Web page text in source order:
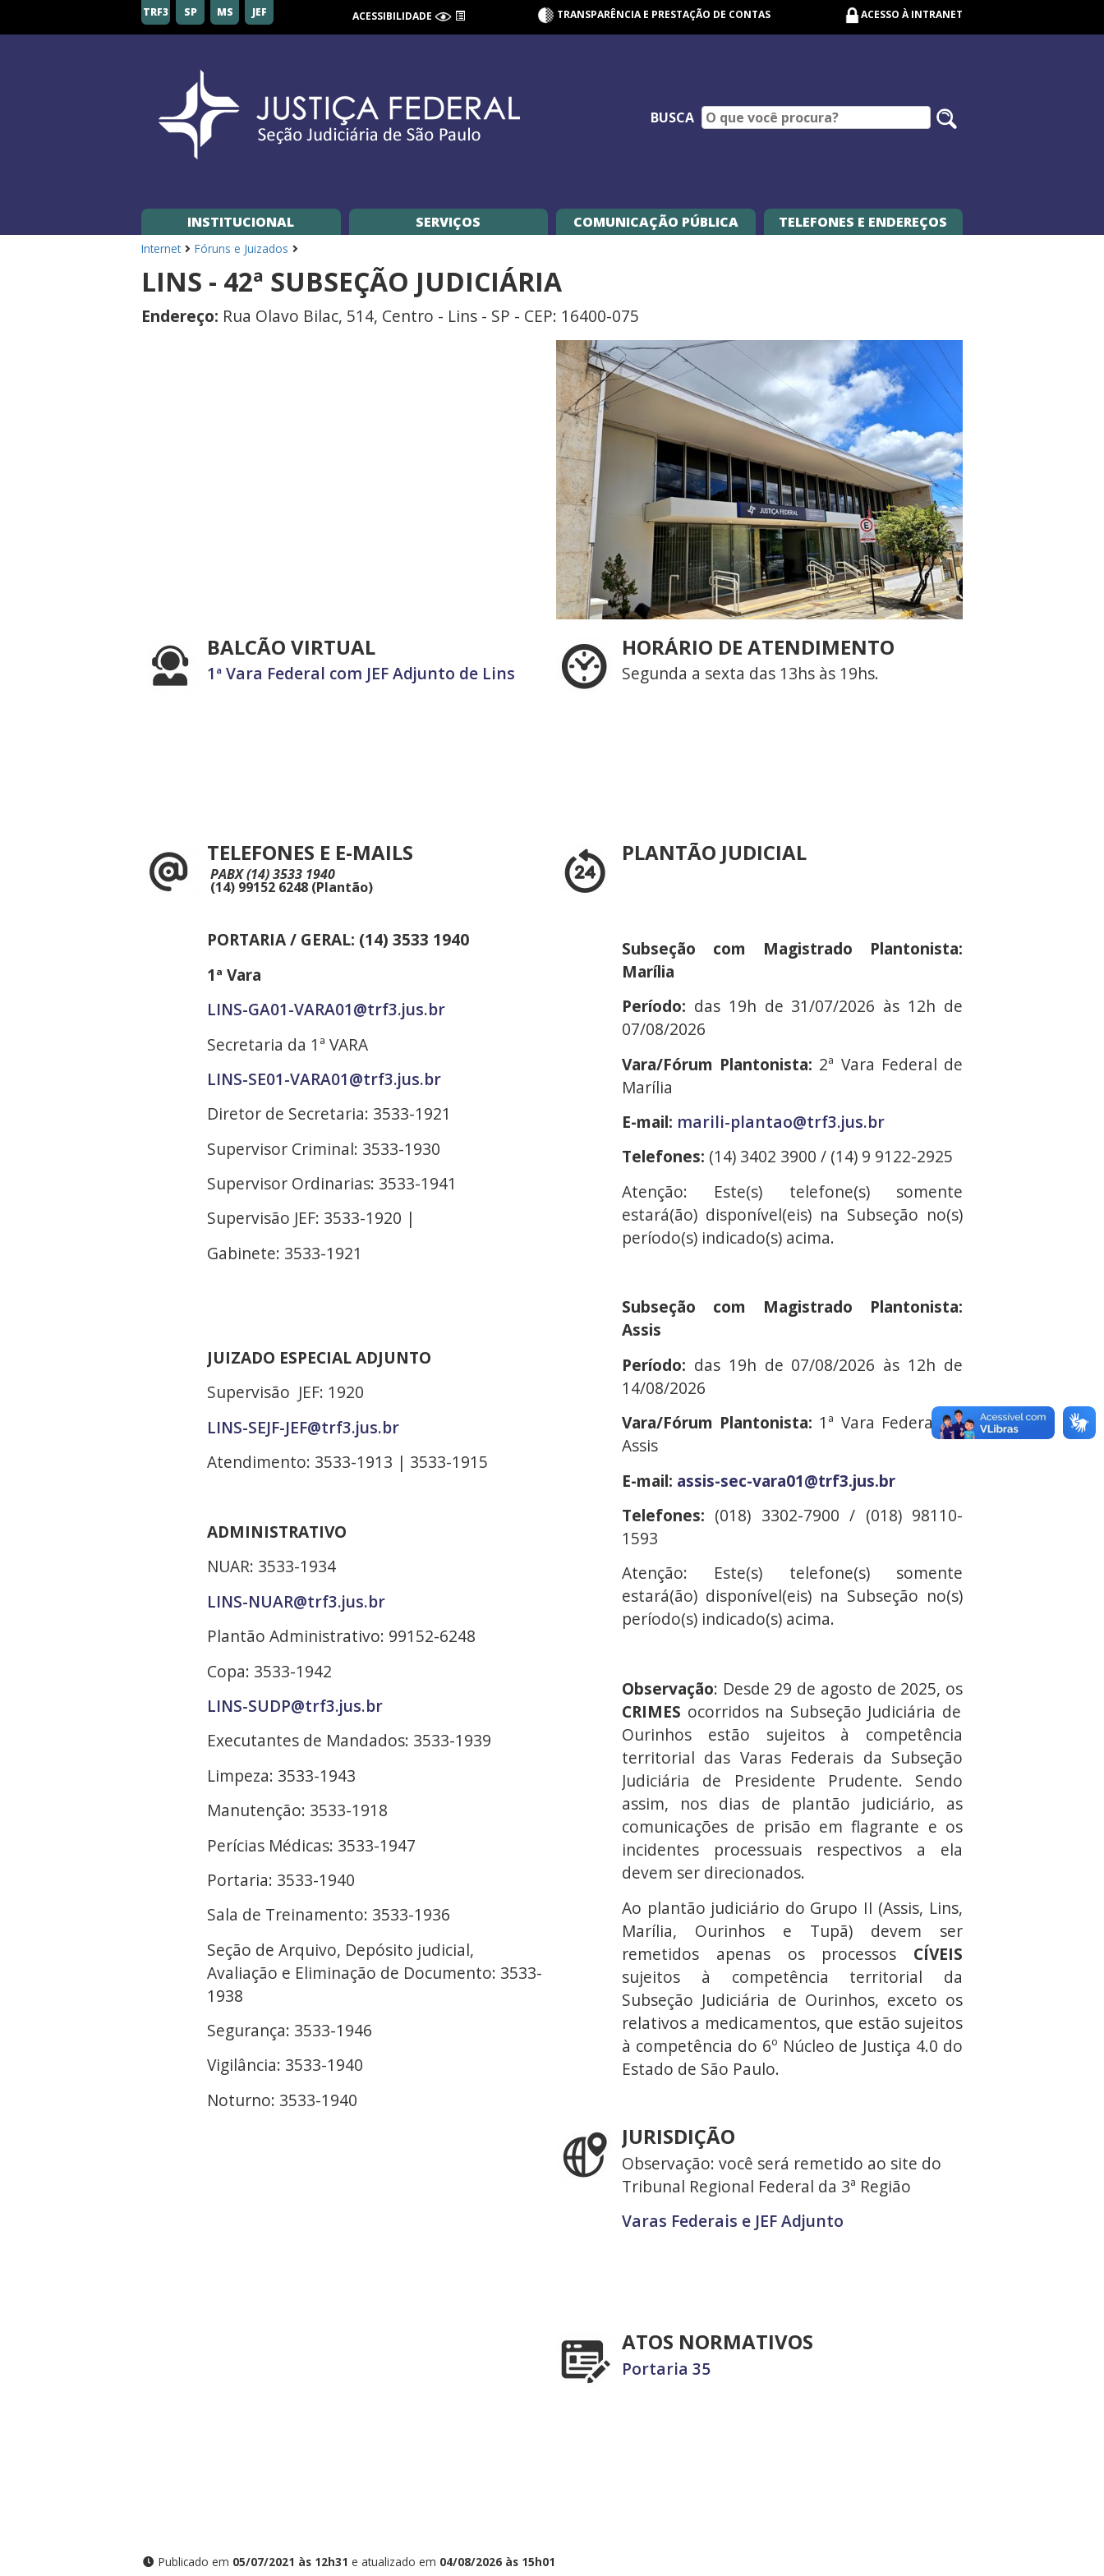
de
TRF3 SP MS JEF ACESSIBILIDADE TRANSPARÊNCIA E PRESTAÇÃO DE CONTAS ACESSO À INTRANET
BUSCA
INSTITUCIONAL SERVIÇOS COMUNICAÇÃO PÚBLICA TELEFONES E ENDEREÇOS
Internet Fóruns e Juizados
LINS - 42ª SUBSEÇÃO JUDICIÁRIA
Endereço: Rua Olavo Bilac, 514, Centro - Lins - SP - CEP: 16400-075
BALCÃO VIRTUAL
1ª Vara Federal com JEF Adjunto de Lins
TELEFONES E E-MAILS
PABX (14) 3533 1940
(14) 99152 6248 (Plantão)
PORTARIA / GERAL: (14) 3533 1940
1ª Vara
LINS-GA01-VARA01@trf3.jus.br
Secretaria da 1ª VARA
LINS-SE01-VARA01@trf3.jus.br
Diretor de Secretaria: 3533-1921
Supervisor Criminal: 3533-1930
Supervisor Ordinarias: 3533-1941
Supervisão JEF: 3533-1920 |
Gabinete: 3533-1921
JUIZADO ESPECIAL ADJUNTO
Supervisão JEF: 1920
LINS-SEJF-JEF@trf3.jus.br
Atendimento: 3533-1913 | 3533-1915
ADMINISTRATIVO
NUAR: 3533-1934
LINS-NUAR@trf3.jus.br
Plantão Administrativo: 99152-6248
Copa: 3533-1942
LINS-SUDP@trf3.jus.br
Executantes de Mandados: 3533-1939
Limpeza: 3533-1943
Manutenção: 3533-1918
Perícias Médicas: 3533-1947
Portaria: 3533-1940
Sala de Treinamento: 3533-1936
Seção de Arquivo, Depósito judicial,
Avaliação e Eliminação de Documento: 3533-
1938
Segurança: 3533-1946
Vigilância: 3533-1940
Noturno: 3533-1940
HORÁRIO DE ATENDIMENTO
Segunda a sexta das 13hs às 19hs.
PLANTÃO JUDICIAL
Subseção com Magistrado Plantonista:
Marília
Período: das 19h de 31/07/2026 às 12h de
07/08/2026
Vara/Fórum Plantonista: 2ª Vara Federal de
Marília
E-mail: marili-plantao@trf3.jus.br
Telefones: (14) 3402 3900 / (14) 9 9122-2925
Atenção: Este(s) telefone(s) somente
estará(ão) disponível(eis) na Subseção no(s)
período(s) indicado(s) acima.
Subseção com Magistrado Plantonista:
Assis
Período: das 19h de 07/08/2026 às 12h de
14/08/2026
Vara/Fórum Plantonista: 1ª Vara Federal de
Assis
E-mail: assis-sec-vara01@trf3.jus.br
Telefones: (018) 3302-7900 / (018) 98110-
1593
Atenção: Este(s) telefone(s) somente
estará(ão) disponível(eis) na Subseção no(s)
período(s) indicado(s) acima.
Observação: Desde 29 de agosto de 2025, os
CRIMES ocorridos na Subseção Judiciária de
Ourinhos estão sujeitos à competência
territorial das Varas Federais da Subseção
Judiciária de Presidente Prudente. Sendo
assim, nos dias de plantão judiciário, as
comunicações de prisão em flagrante e os
incidentes processuais respectivos a ela
devem ser direcionados.
Ao plantão judiciário do Grupo II (Assis, Lins,
Marília, Ourinhos e Tupã) devem ser
remetidos apenas os processos CÍVEIS
sujeitos à competência territorial da
Subseção Judiciária de Ourinhos, exceto os
relativos a medicamentos, que estão sujeitos
à competência do 6º Núcleo de Justiça 4.0 do
Estado de São Paulo.
JURISDIÇÃO
Observação: você será remetido ao site do
Tribunal Regional Federal da 3ª Região
Varas Federais e JEF Adjunto
ATOS NORMATIVOS
Portaria 35
Publicado em 05/07/2021 às 12h31 e atualizado em 04/08/2026 às 15h01